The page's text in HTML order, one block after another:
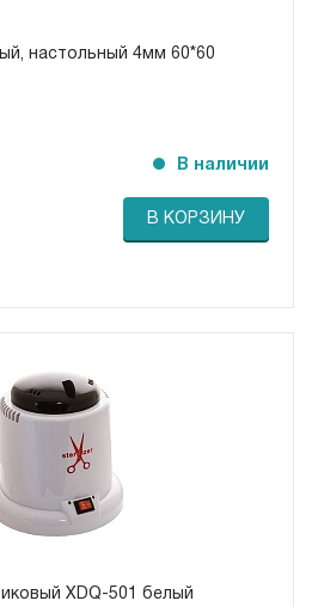
настольный 4мм 60*60
В наличии
В КОРЗИНУ
XDQ-501 белый